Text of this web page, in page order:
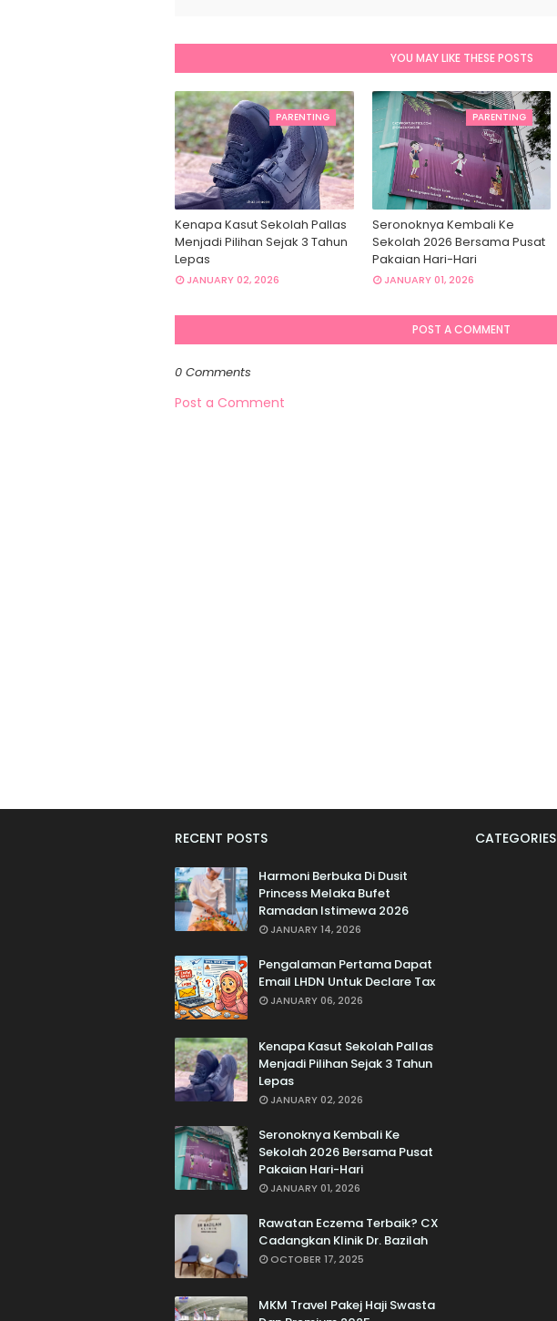
YOU MAY LIKE THESE POSTS
PARENTING
Kenapa Kasut Sekolah Pallas
Menjadi Pilihan Sejak 3 Tahun
Lepas
JANUARY 02, 2026
PARENTING
Seronoknya Kembali Ke
Sekolah 2026 Bersama Pusat
Pakaian Hari-Hari
JANUARY 01, 2026
POST A COMMENT
0 Comments
Post a Comment
RECENT POSTS
Harmoni Berbuka Di Dusit
Princess Melaka Bufet
Ramadan Istimewa 2026
JANUARY 14, 2026
Pengalaman Pertama Dapat
Email LHDN Untuk Declare Tax
JANUARY 06, 2026
Kenapa Kasut Sekolah Pallas
Menjadi Pilihan Sejak 3 Tahun
Lepas
JANUARY 02, 2026
Seronoknya Kembali Ke
Sekolah 2026 Bersama Pusat
Pakaian Hari-Hari
JANUARY 01, 2026
Rawatan Eczema Terbaik? CX
Cadangkan Klinik Dr. Bazilah
OCTOBER 17, 2025
MKM Travel Pakej Haji Swasta
CATEGORIES